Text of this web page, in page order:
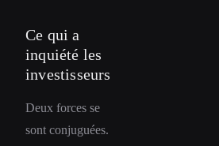
Ce qui a
inquiété les
investisseurs
Deux forces se
sont conjuguées.